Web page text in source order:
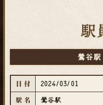
鶯谷駅
日付 2024/03/01
駅名 鶯谷駅